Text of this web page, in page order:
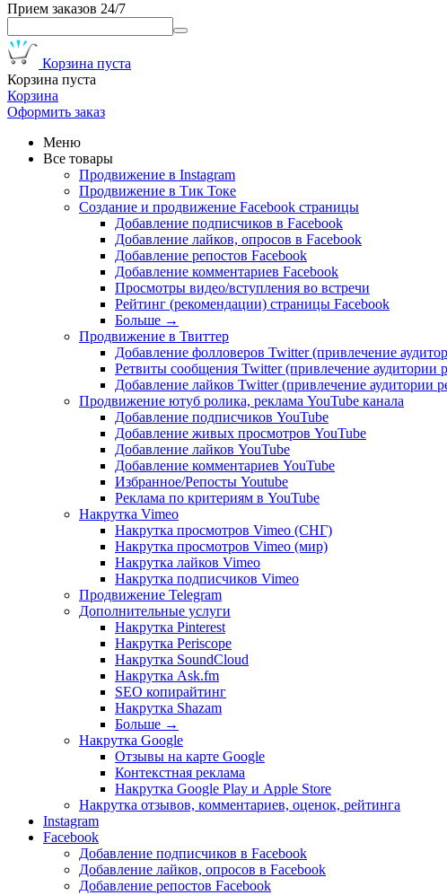
Прием заказов 24/7
Корзина пуста
Корзина пуста
Корзина
Оформить заказ
Меню
Все товары
Продвижение в Instagram
Продвижение в Тик Токе
Создание и продвижение Facebook страницы
Добавление подписчиков в Facebook
Добавление лайков, опросов в Facebook
Добавление репостов Facebook
Добавление комментариев Facebook
Просмотры видео/вступления во встречи
Рейтинг (рекомендации) страницы Facebook
Больше →
Продвижение в Твиттер
Добавление фолловеров Twitter (привлечение
Ретвиты сообщения Twitter (привлечение аудитории
Добавление лайков Twitter (привлечение аудитории
Продвижение ютуб ролика, реклама YouTube канала
Добавление подписчиков YouTube
Добавление живых просмотров YouTube
Добавление лайков YouTube
Добавление комментариев YouTube
Избранное/Репосты Youtube
Реклама по критериям в YouTube
Накрутка Vimeo
Накрутка просмотров Vimeo (СНГ)
Накрутка просмотров Vimeo (мир)
Накрутка лайков Vimeo
Накрутка подписчиков Vimeo
Продвижение Telegram
Дополнительные услуги
Накрутка Pinterest
Накрутка Periscope
Накрутка SoundCloud
Накрутка Ask.fm
SEO копирайтинг
Накрутка Shazam
Больше →
Накрутка Google
Отзывы на карте Google
Контекстная реклама
Накрутка Google Play и Apple Store
Накрутка отзывов, комментариев, оценок, рейтинга
Instagram
Facebook
Добавление подписчиков в Facebook
Добавление лайков, опросов в Facebook
Добавление репостов Facebook